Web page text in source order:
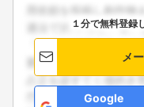
１分で無料登録
メ
Google